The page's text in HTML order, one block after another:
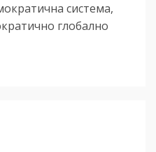
система,
глобално